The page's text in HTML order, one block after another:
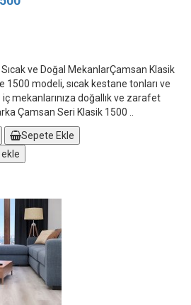
ve Doğal MekanlarÇamsan Klasik
1500 modeli, sıcak kestane tonları ve
mekanlarınıza doğallık ve zarafet
Çamsan Seri Klasik 1500 ..
Sepete Ekle
ekle